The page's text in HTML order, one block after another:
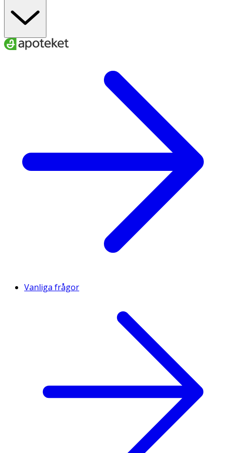
22–25
24–27 37–43
42–44
För att få rätt effekt av dina strumpor är det viktigt att du
väljer den storlek som bäst passar dina mått.
Vanliga frågor